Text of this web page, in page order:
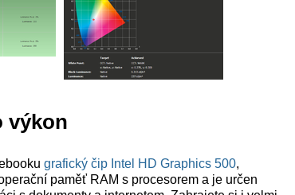
výkon
grafický čip Intel HD Graphics 500,
paměť RAM s procesorem a je určen